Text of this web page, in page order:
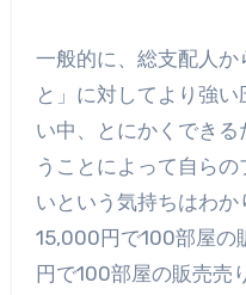
一般的に、総支配人か
と」に対してより強
い中、とにかくできる
うことによって自ら
いという気持ちはわ
15,000円で100部屋の
円で100部屋の販売売